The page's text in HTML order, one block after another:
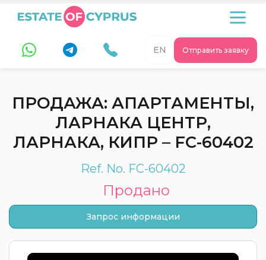
Отправить заявку
EN
ПРОДАЖА: АПАРТАМЕНТЫ,
ЛАРНАКА ЦЕНТР,
ЛАРНАКА, КИПР – FC-60402
Ref. No. FC-60402
Продано
Запрос информации